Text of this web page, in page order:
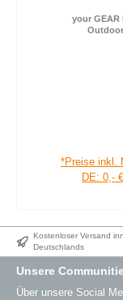
your GEAR
*Preise inkl.
DE: 0,-
Kostenloser Versand
Deutschlands
Unsere
Über unsere Social